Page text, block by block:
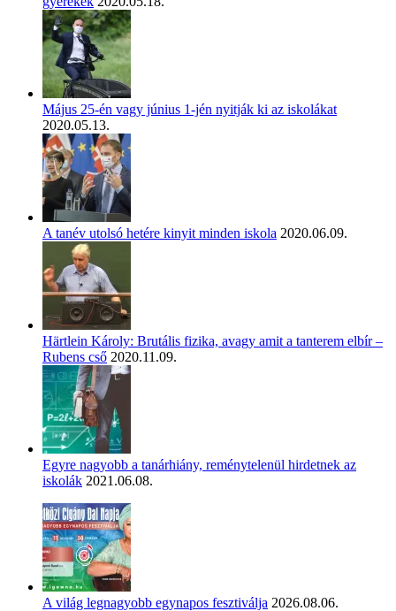
Május 25-én vagy június 1-jén nyitják ki az iskolákat
2020.05.13.
A tanév utolsó hetére kinyit minden iskola 2020.06.09.
Härtlein Károly: Brutális fizika, avagy amit a tanterem elbír –
Rubens cső 2020.11.09.
Egyre nagyobb a tanárhiány, reménytelenül hirdetnek az
iskolák 2021.06.08.
A világ legnagyobb egynapos fesztiválja 2026.08.06.